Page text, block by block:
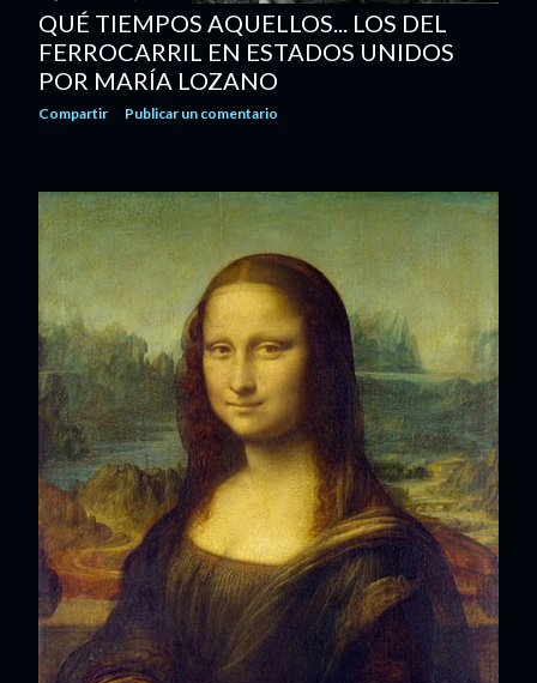
QUÉ TIEMPOS AQUELLOS... LOS DEL
FERROCARRIL EN ESTADOS UNIDOS
POR MARÍA LOZANO
Compartir Publicar un comentario